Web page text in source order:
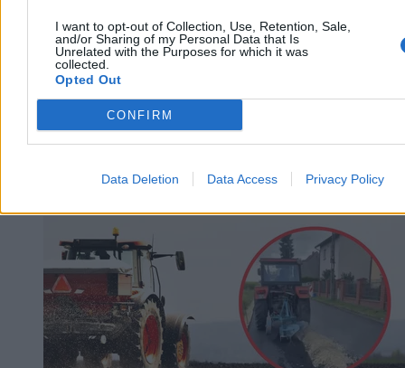
I want to opt-out of Collection, Use, Retention, Sale,
and/or Sharing of my Personal Data that Is
Unrelated with the Purposes for which it was
collected.
Opted Out
CONFIRM
Data Deletion Data Access Privacy Policy